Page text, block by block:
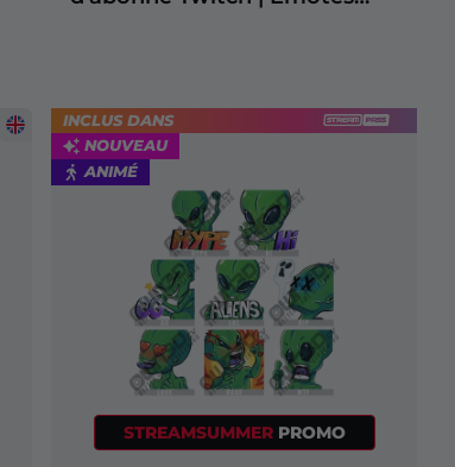
STREAMSUMMER PROMO
INCLUS DANS
NOUVEAU
ANIMÉ